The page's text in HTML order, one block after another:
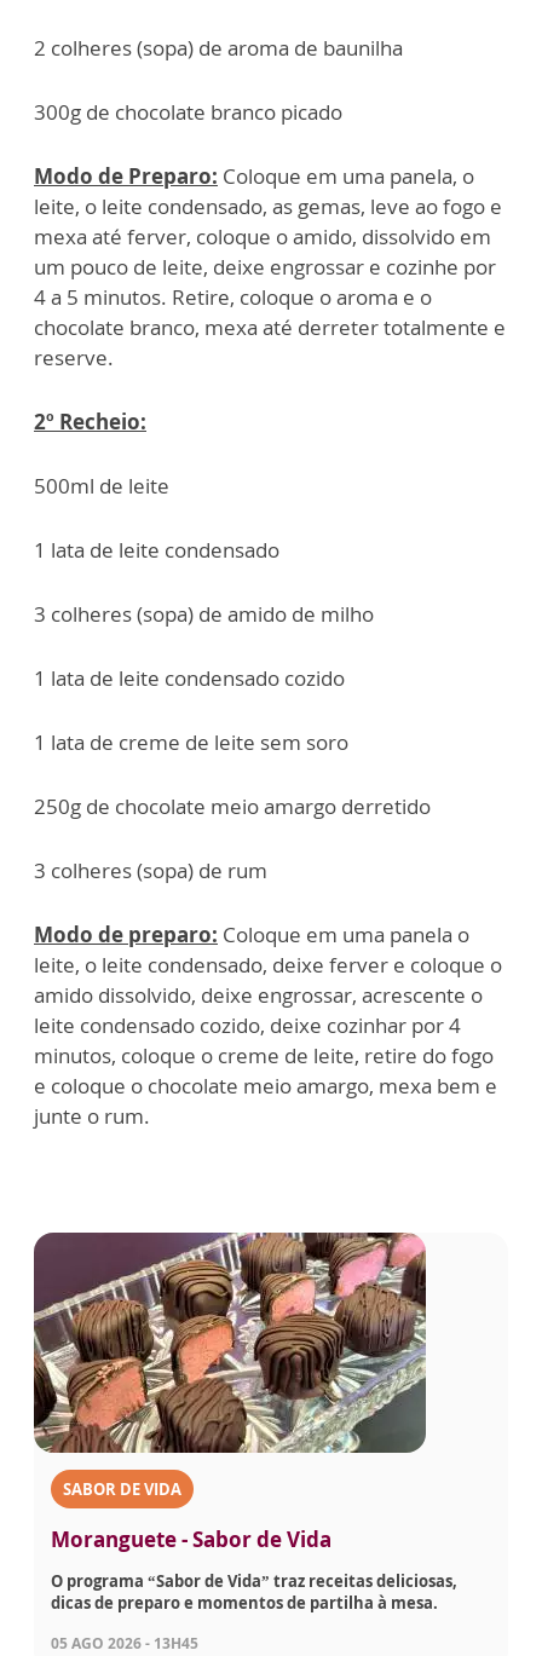
2 colheres (sopa) de aroma de baunilha
300g de chocolate branco picado
Modo de Preparo: Coloque em uma panela, o
leite, o leite condensado, as gemas, leve ao fogo e
mexa até ferver, coloque o amido, dissolvido em
um pouco de leite, deixe engrossar e cozinhe por
4 a 5 minutos. Retire, coloque o aroma e o
chocolate branco, mexa até derreter totalmente e
reserve.
2º Recheio:
500ml de leite
1 lata de leite condensado
3 colheres (sopa) de amido de milho
1 lata de leite condensado cozido
1 lata de creme de leite sem soro
250g de chocolate meio amargo derretido
3 colheres (sopa) de rum
Modo de preparo: Coloque em uma panela o
leite, o leite condensado, deixe ferver e coloque o
amido dissolvido, deixe engrossar, acrescente o
leite condensado cozido, deixe cozinhar por 4
minutos, coloque o creme de leite, retire do fogo
e coloque o chocolate meio amargo, mexa bem e
junte o rum.
SABOR DE VIDA
Moranguete - Sabor de Vida
O programa “Sabor de Vida” traz receitas deliciosas,
dicas de preparo e momentos de partilha à mesa.
05 AGO 2026 - 13H45